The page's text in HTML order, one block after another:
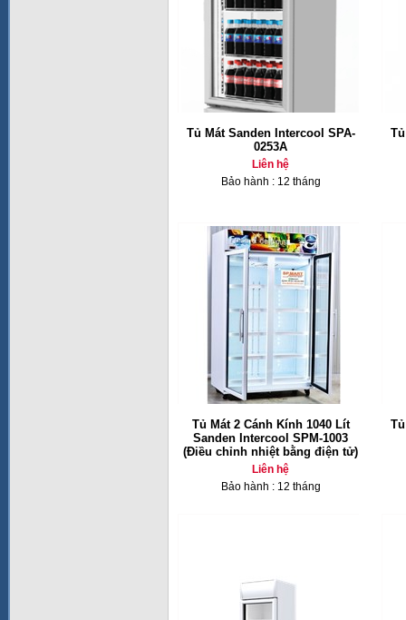
Tủ Mát Sanden Intercool SPA-
0253A
Liên hệ
Bảo hành : 12 tháng
Tủ Mát 2 Cánh Kính 1040 Lít
Sanden Intercool SPM-1003
(Điều chỉnh nhiệt bằng điện tử)
Liên hệ
Bảo hành : 12 tháng